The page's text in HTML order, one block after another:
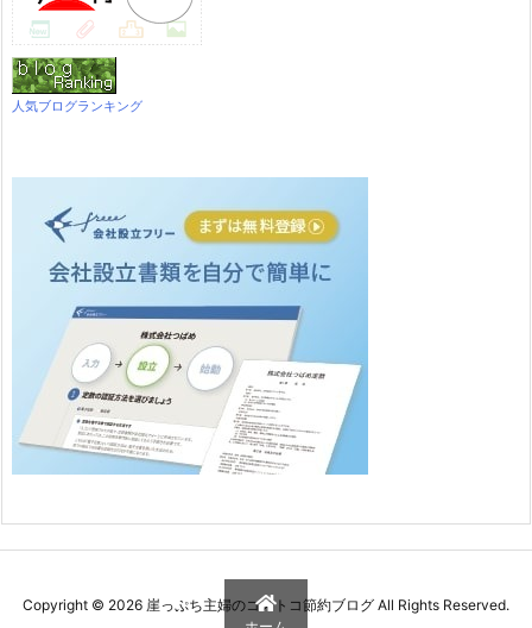
人気ブログランキング
Copyright © 2026 崖っぷち主婦のコストコ節約ブログ All Rights Reserved.